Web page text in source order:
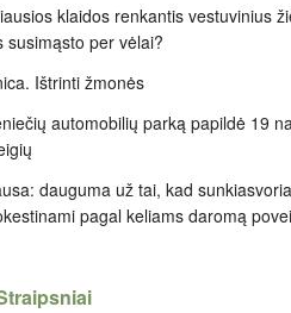
klaidos renkantis vestuvinius
susimąsto per vėlai?
Ištrinti žmonės
automobilių parką papildė 19
dauguma už tai, kad
pagal keliams daromą